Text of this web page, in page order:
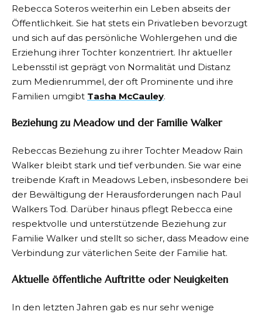
Rebecca Soteros weiterhin ein Leben abseits der
Öffentlichkeit. Sie hat stets ein Privatleben bevorzugt
und sich auf das persönliche Wohlergehen und die
Erziehung ihrer Tochter konzentriert. Ihr aktueller
Lebensstil ist geprägt von Normalität und Distanz
zum Medienrummel, der oft Prominente und ihre
Familien umgibt Tasha McCauley.
Beziehung zu Meadow und der Familie Walker
Rebeccas Beziehung zu ihrer Tochter Meadow Rain
Walker bleibt stark und tief verbunden. Sie war eine
treibende Kraft in Meadows Leben, insbesondere bei
der Bewältigung der Herausforderungen nach Paul
Walkers Tod. Darüber hinaus pflegt Rebecca eine
respektvolle und unterstützende Beziehung zur
Familie Walker und stellt so sicher, dass Meadow eine
Verbindung zur väterlichen Seite der Familie hat.
Aktuelle öffentliche Auftritte oder Neuigkeiten
In den letzten Jahren gab es nur sehr wenige